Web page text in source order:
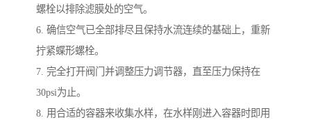
螺栓以排除滤膜处的空气。
6. 确信空气已全部排尽且保持水流连续的基础上，重新
拧紧蝶形螺栓。
7. 完全打开阀门并调整压力调节器，直至压力保持在
30psi为止。
8. 用合适的容器来收集水样，在水样刚进入容器时即用